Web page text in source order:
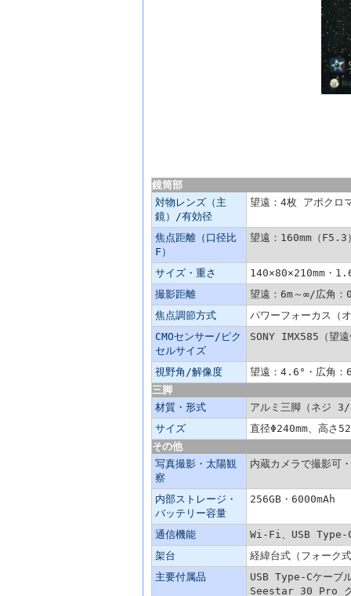
鏡筒部
対物レンズ（主
鏡）/有効径
望遠：4枚 アポクロ
焦点距離（口径比
F）
望遠：160mm（
サイズ・重さ
140×80×210mm・
撮影距離
望遠：6m～∞/広角：
焦点調節方式
パワーフォーカス（
CMOセンサー/ピク
セルサイズ
SONY IMX585（望
視野角/解像度
望遠：4.6°・広角
三脚
材質・形式
アルミ三脚（ネジ
サイズ
直径Φ240mm、高さ
その他
写真撮影・太陽観
察
内蔵カメラで撮影可
内部ストレージ・
バッテリー容量
256GB・6000mAh
通信機能
Wi-Fi、USB Type-
架台
経緯台式（フォーク
主要付属品
USB Type-Cケーブ
Seestar 30 Pro ク